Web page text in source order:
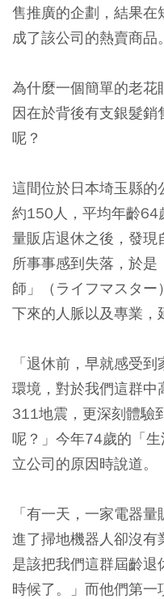
售推廣的企劃，結果
成了該公司的熱賣商品
為什麼一個簡單的老
因在於背後有支銀髮
呢？
這間位於日本埼玉縣
約150人，平均年齡64
量販店退休之後，發
所事事感到失落，於
師」（ライフマスタ
下來的人脈以及專業，
「退休前，早就感受
環境，對於我們這群中
311地震，更深刻體驗
呢？」今年74歲的「
立公司的原因時說道。
「有一天，一家電器
進了掃地機器人卻沒有
是該把我們這群屆齡
時候了。」而他們第